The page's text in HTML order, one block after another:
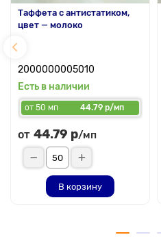
Таффета с антистатиком,
цвет — молоко
2000000005010
Есть в наличии
от 50 мп 44.79 р/мп
от 44.79 р/мп
В корзину